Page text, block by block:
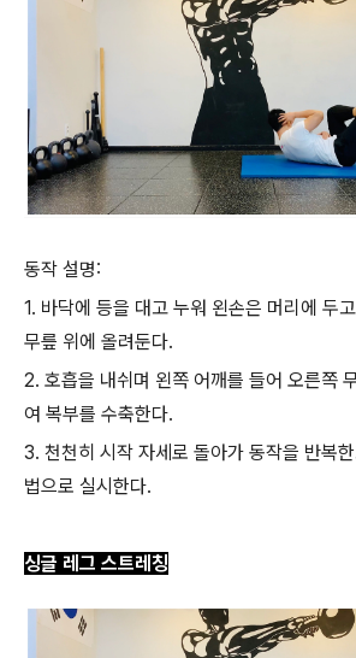
동작 설명:
1. 바닥에 등을 대고 누워 왼손은 머리에 두
무릎 위에 올려둔다.
2. 호흡을 내쉬며 왼쪽 어깨를 들어 오른쪽
여 복부를 수축한다.
3. 천천히 시작 자세로 돌아가 동작을 반복
법으로 실시한다.
싱글 레그 스트레칭